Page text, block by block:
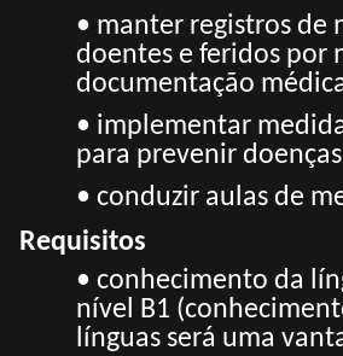
• manter registros de
doentes e feridos por
documentação
• implementar
para prevenir
• conduzir aulas de
Requisitos
• conhecimento da
nível B1
línguas será uma